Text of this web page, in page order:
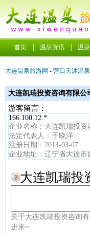
首页 温泉资讯 温
大连温泉旅游网 - 营口天沐温泉
大连凯瑞投资咨询有限公
游客留言：
166.100.12.*
企业名称：大连凯瑞投资
法定代表人：于晓洋
注册日期：2014-03-07
企业地址：辽宁省大连市
大连凯瑞投
关于大连凯瑞投资咨询
进来~